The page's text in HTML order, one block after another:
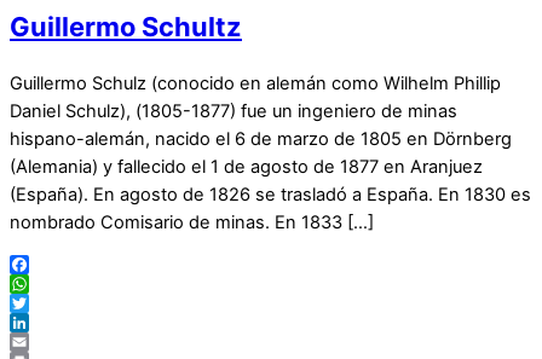
Guillermo Schultz
Guillermo Schulz (conocido en alemán como Wilhelm Phillip
Daniel Schulz), (1805-1877) fue un ingeniero de minas
hispano-alemán, nacido el 6 de marzo de 1805 en Dörnberg
(Alemania) y fallecido el 1 de agosto de 1877 en Aranjuez
(España). En agosto de 1826 se trasladó a España. En 1830 es
nombrado Comisario de minas. En 1833 […]
Facebook
WhatsApp
Twitter
LinkedIn